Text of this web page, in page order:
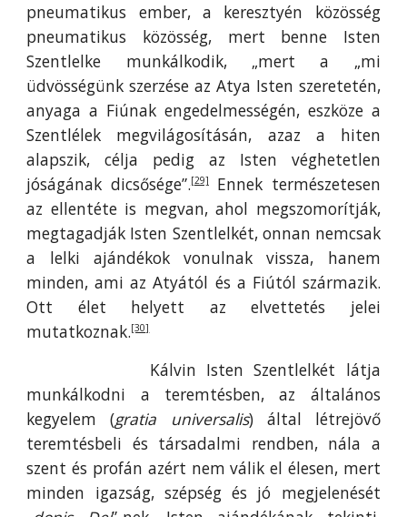
pneumatikus ember, a keresztyén közösség
pneumatikus közösség, mert benne Isten
Szentlelke munkálkodik, „mert a „mi
üdvösségünk szerzése az Atya Isten szeretetén,
anyaga a Fiúnak engedelmességén, eszköze a
Szentlélek megvilágosításán, azaz a hiten
alapszik, célja pedig az Isten véghetetlen
jóságának dicsősége”.[29]Ennek természetesen
az ellentéte is megvan, ahol megszomorítják,
megtagadják Isten Szentlelkét, onnan nemcsak
a lelki ajándékok vonulnak vissza, hanem
minden, ami az Atyától és a Fiútól származik.
Ott élet helyett az elvettetés jelei
mutatkoznak.[30]
Kálvin Isten Szentlelkét látja
munkálkodni a teremtésben, az általános
kegyelem (gratia universalis) által létrejövő
teremtésbeli és társadalmi rendben, nála a
szent és profán azért nem válik el élesen, mert
minden igazság, szépség és jó megjelenését